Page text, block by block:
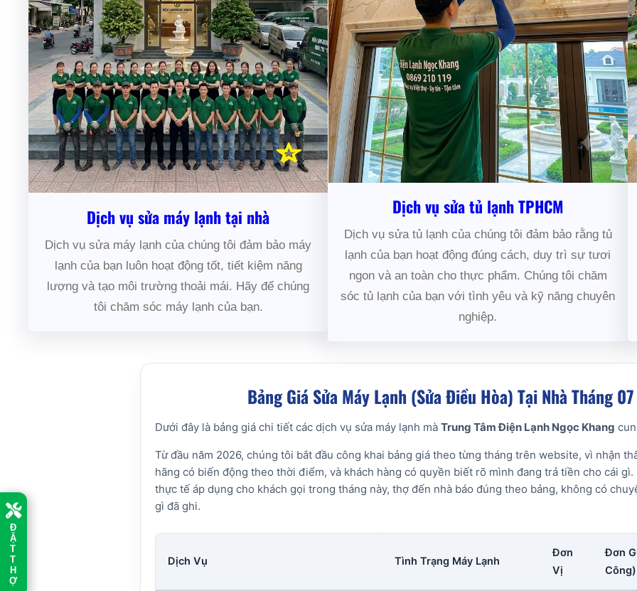
Đ
Ặ
T
T
H
Ợ
Dịch vụ sửa máy lạnh tại nhà
Dịch vụ sửa máy lạnh của chúng tôi đảm bảo máy
lạnh của bạn luôn hoạt động tốt, tiết kiệm năng
lượng và tạo môi trường thoải mái. Hãy để chúng
tôi chăm sóc máy lạnh của bạn.
Dịch vụ sửa tủ lạnh TPHCM
Dịch vụ sửa tủ lạnh của chúng tôi đảm bảo rằng tủ
lạnh của bạn hoạt động đúng cách, duy trì sự tươi
ngon và an toàn cho thực phẩm. Chúng tôi chăm
sóc tủ lạnh của bạn với tình yêu và kỹ năng chuyên
nghiệp.
Bảng Giá Sửa Máy Lạnh (Sửa Điều Hòa) Tại Nhà Tháng
Dưới đây là bảng giá chi tiết các dịch vụ sửa máy lạnh mà Trung Tâm Điện Lạnh Ngọc Khang
Từ đầu năm 2026, chúng tôi bắt đầu công khai bảng giá theo từng tháng trên website, vì nhận
hãng có biến động theo thời điểm, và khách hàng có quyền biết rõ mình đang trả tiền cho cái
thực tế áp dụng cho khách gọi trong tháng này, thợ đến nhà báo đúng theo bảng, không có
gì đã ghi.
Dịch Vụ Tình Trạng Máy Lạnh
Đơn
Vị
Đơn
Công)